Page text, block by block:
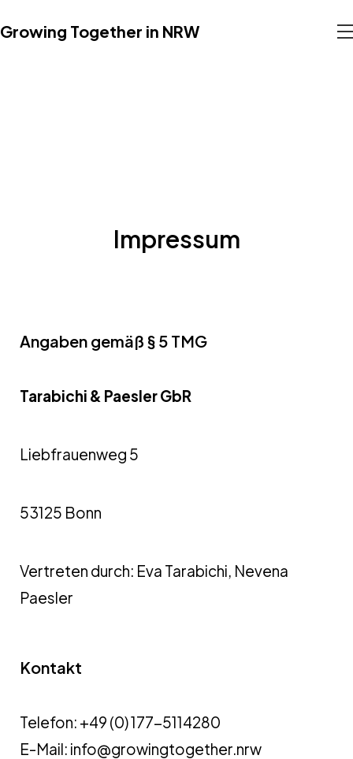
Growing Together in NRW
Impressum
Angaben gemäß § 5 TMG
Tarabichi & Paesler GbR
Liebfrauenweg 5
53125 Bonn
Vertreten durch: Eva Tarabichi, Nevena
Paesler
Kontakt
Telefon: +49 (0) 177-5114280
E-Mail: info@growingtogether.nrw